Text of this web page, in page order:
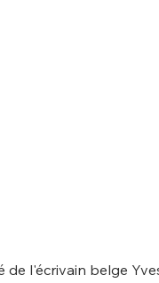
l'écrivain belge